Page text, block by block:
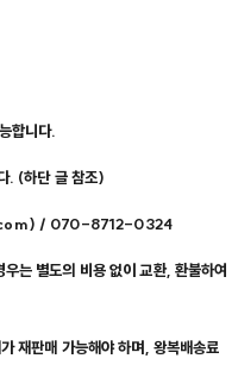
합니다.
. (하단 글 참조)
/ 070-8712-0324
는 별도의 비용 없이 교환, 환불하여
재판매 가능해야 하며, 왕복배송료